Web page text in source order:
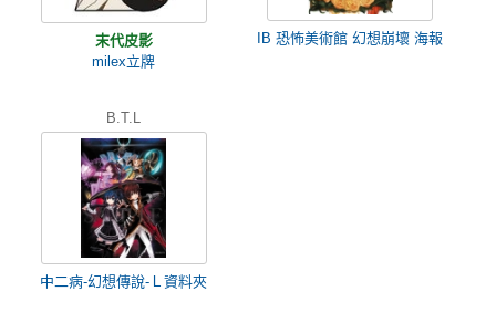
末代皮影
milex立牌
IB 恐怖美術館 幻想崩壞 海報
B.T.L
中二病-幻想傳說-Ｌ資料夾